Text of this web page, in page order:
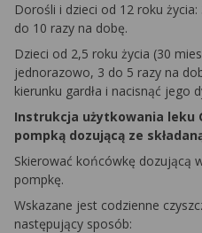
Dorośli i dzieci od 12 roku
do 10 razy na dobę.
Dzieci od 2,5 roku życia (30
jednorazowo, 3 do 5 razy na
kierunku gardła i nacisnąć jego
Instrukcja użytkowania leku
pompką dozującą ze
Skierować końcówkę dozującą
pompkę.
Wskazane jest codzienne
następujący sposób: